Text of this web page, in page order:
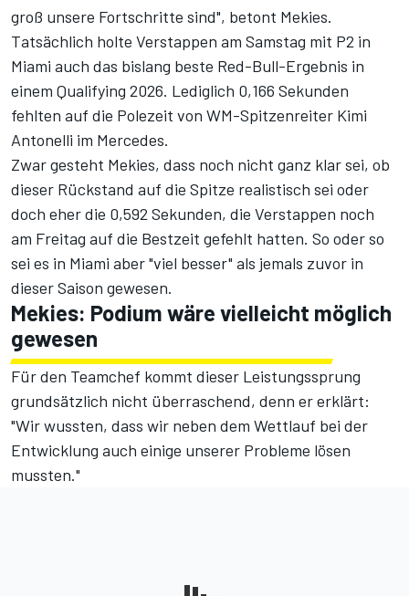
groß unsere Fortschritte sind", betont Mekies.
Tatsächlich holte Verstappen am Samstag mit P2 in
Miami auch das bislang beste Red-Bull-Ergebnis in
einem Qualifying 2026. Lediglich 0,166 Sekunden
fehlten auf die Polezeit von WM-Spitzenreiter Kimi
Antonelli im Mercedes.
Zwar gesteht Mekies, dass noch nicht ganz klar sei, ob
dieser Rückstand auf die Spitze realistisch sei oder
doch eher die 0,592 Sekunden, die Verstappen noch
am Freitag auf die Bestzeit gefehlt hatten. So oder so
sei es in Miami aber "viel besser" als jemals zuvor in
dieser Saison gewesen.
Mekies: Podium wäre vielleicht möglich
gewesen
Für den Teamchef kommt dieser Leistungssprung
grundsätzlich nicht überraschend, denn er erklärt:
"Wir wussten, dass wir neben dem Wettlauf bei der
Entwicklung auch einige unserer Probleme lösen
mussten."